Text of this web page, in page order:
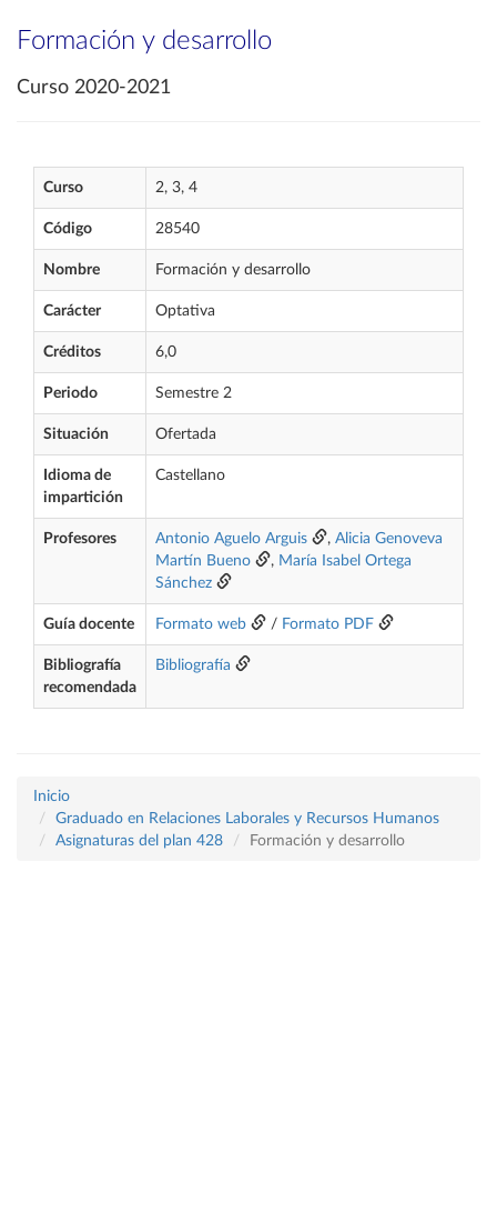
Formación y desarrollo
Curso 2020-2021
Curso 2, 3, 4
Código 28540
Nombre Formación y desarrollo
Carácter Optativa
Créditos 6,0
Periodo Semestre 2
Situación Ofertada
Idioma de
impartición
Castellano
Profesores Antonio Aguelo Arguis , Alicia Genoveva
Martín Bueno
, María Isabel Ortega
Sánchez
Guía docente Formato web / Formato PDF
Bibliografía
recomendada
Bibliografía
Inicio
Graduado en Relaciones Laborales y Recursos Humanos
Asignaturas del plan 428
Formación y desarrollo